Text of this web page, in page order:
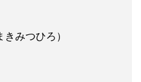
みつひろ）